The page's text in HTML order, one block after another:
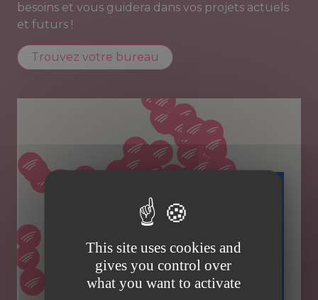
besoins et vous guidera dans vos projets actuels
et futurs !
Trouvez votre bureau
This site uses cookies and
gives you control over
what you want to activate
Téléchargez
votre guide
sur la facture
électronique